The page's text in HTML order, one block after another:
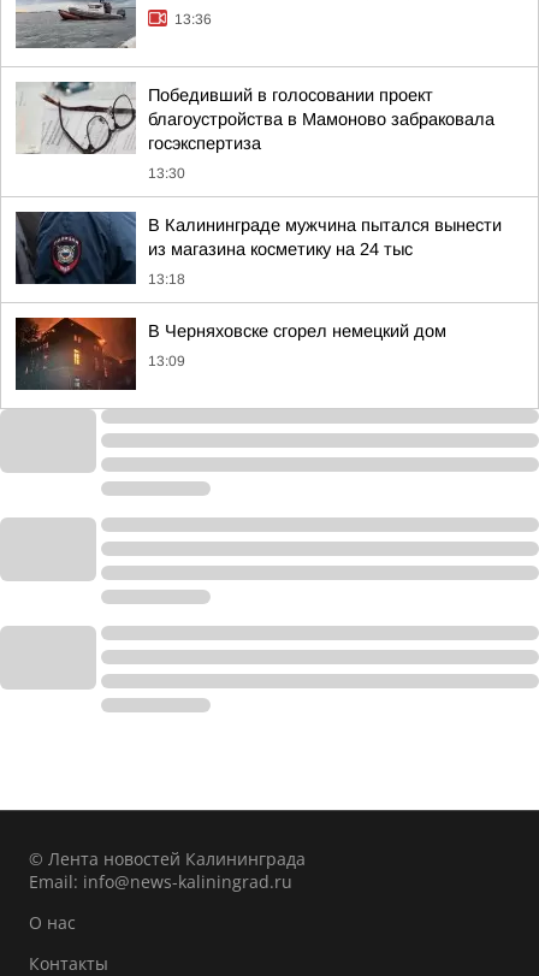
13:36
Победивший в голосовании проект
благоустройства в Мамоново забраковала
госэкспертиза
13:30
В Калининграде мужчина пытался вынести
из магазина косметику на 24 тыс
13:18
В Черняховске сгорел немецкий дом
13:09
© Лента новостей Калининграда
Email: info@news-kaliningrad.ru
О нас
Контакты